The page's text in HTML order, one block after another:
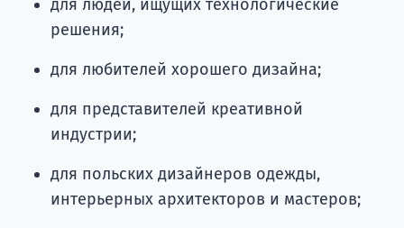
для людей, ищущих технологические
решения;
для любителей хорошего дизайна;
для представителей креативной
индустрии;
для польских дизайнеров одежды,
интерьерных архитекторов и мастеров;